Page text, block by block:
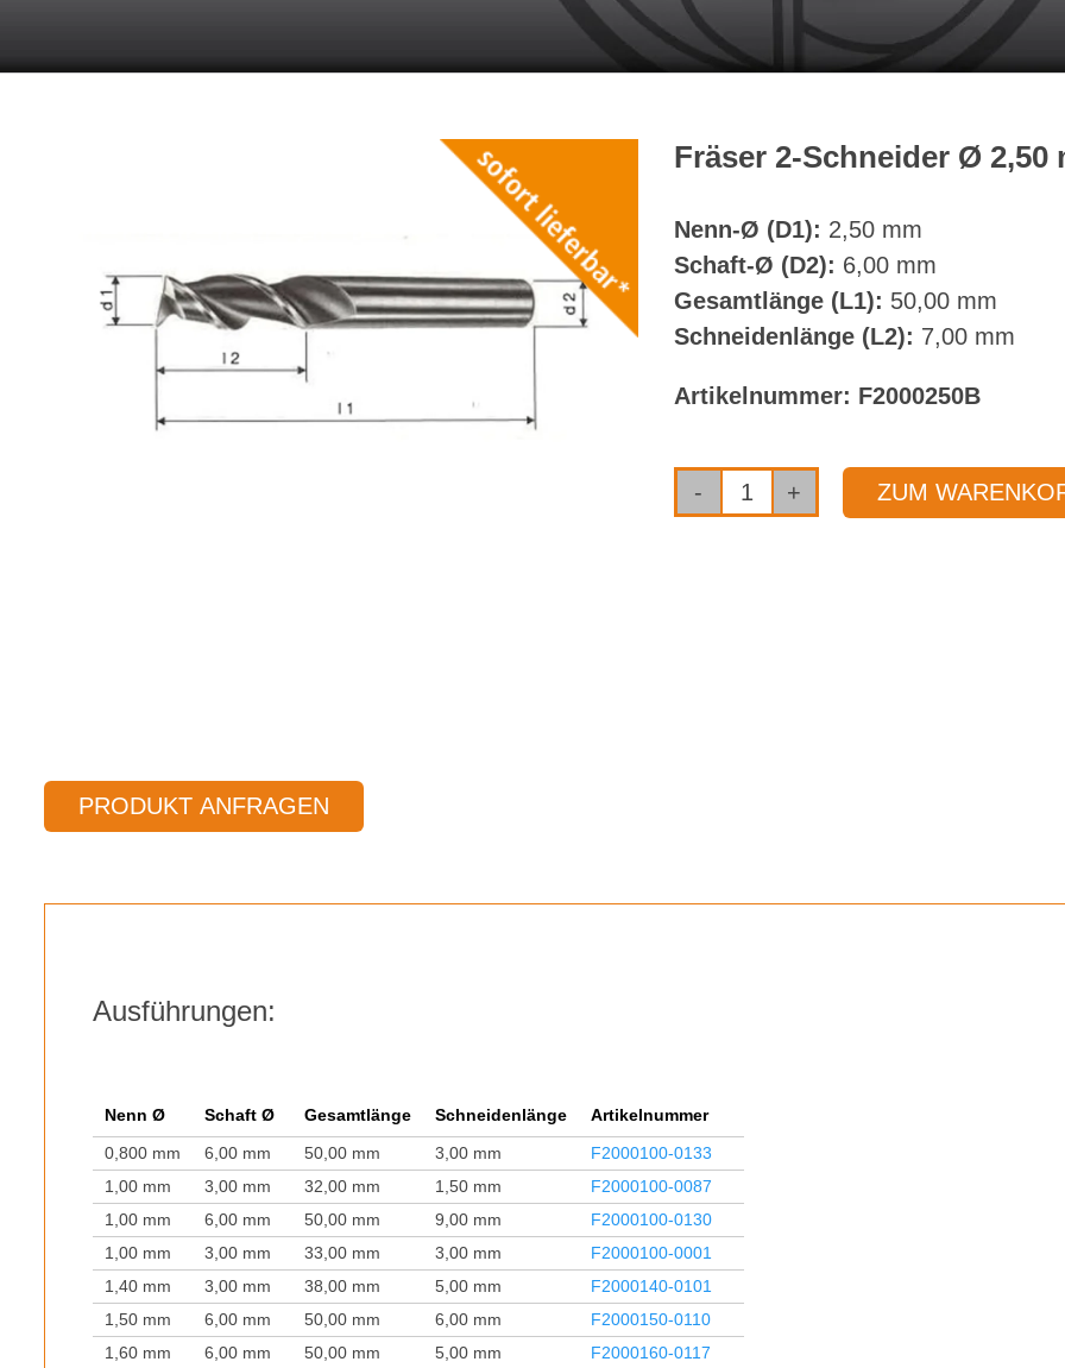
Fräser 2-Schneider Ø 2,50
Nenn-Ø (D1): 2,50 mm
Schaft-Ø (D2): 6,00 mm
Gesamtlänge (L1): 50,00 mm
Schneidenlänge (L2): 7,00 mm
Artikelnummer: F2000250B
Fräser
ZUM
PRODUKT ANFRAGEN
Ausführungen:
Nenn Ø Schaft Ø Gesamtlänge Schneidenlänge
Artikelnummer
0,800 mm
6,00 mm 50,00 mm 3,00 mm
F2000100-0133
1,00 mm
3,00 mm 32,00 mm 1,50 mm
F2000100-0087
1,00 mm
6,00 mm 50,00 mm 9,00 mm
F2000100-0130
1,00 mm
3,00 mm 33,00 mm 3,00 mm
F2000100-0001
1,40 mm
3,00 mm 38,00 mm 5,00 mm
F2000140-0101
1,50 mm
6,00 mm 50,00 mm 6,00 mm
F2000150-0110
1,60 mm
6,00 mm 50,00 mm 5,00 mm
F2000160-0117